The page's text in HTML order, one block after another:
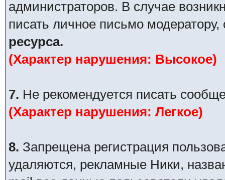
администраторов. В случае
писать личное письмо
ресурса.
(Характер нарушения: Высокое)
7. Не рекомендуется писать
(Характер нарушения: Легкое)
8. Запрещена регистрация
удаляются, рекламные Ники,